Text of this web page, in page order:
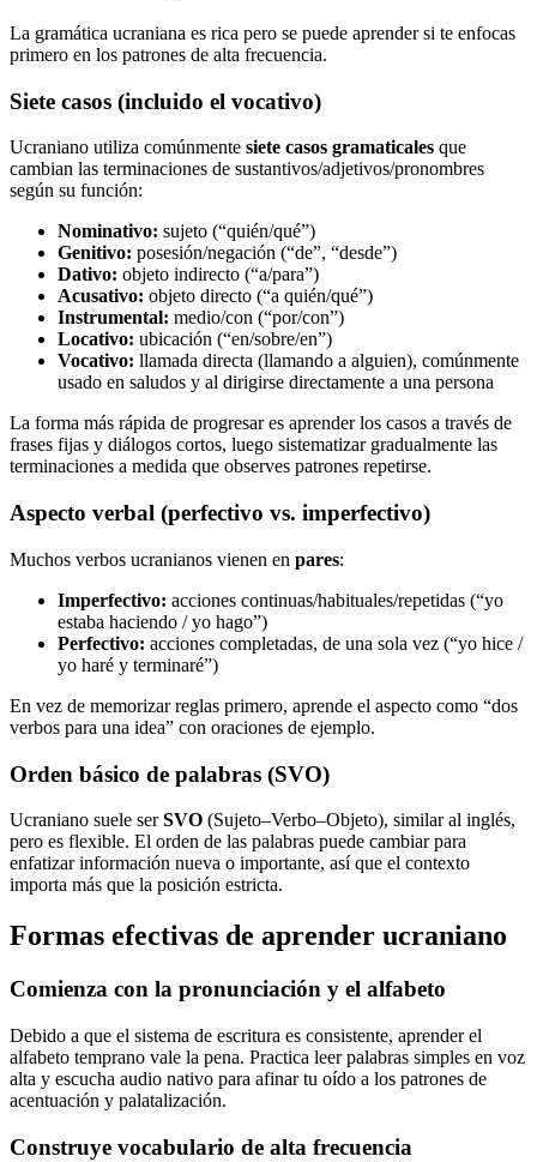
La gramática ucraniana es rica pero se puede aprender si te enfocas
primero en los patrones de alta frecuencia.
Siete casos (incluido el vocativo)
Ucraniano utiliza comúnmente siete casos gramaticales que
cambian las terminaciones de sustantivos/adjetivos/pronombres
según su función:
Nominativo: sujeto (“quién/qué”)
Genitivo: posesión/negación (“de”, “desde”)
Dativo: objeto indirecto (“a/para”)
Acusativo: objeto directo (“a quién/qué”)
Instrumental: medio/con (“por/con”)
Locativo: ubicación (“en/sobre/en”)
Vocativo: llamada directa (llamando a alguien), comúnmente
usado en saludos y al dirigirse directamente a una persona
La forma más rápida de progresar es aprender los casos a través de
frases fijas y diálogos cortos, luego sistematizar gradualmente las
terminaciones a medida que observes patrones repetirse.
Aspecto verbal (perfectivo vs. imperfectivo)
Muchos verbos ucranianos vienen en pares:
Imperfectivo: acciones continuas/habituales/repetidas (“yo
estaba haciendo / yo hago”)
Perfectivo: acciones completadas, de una sola vez (“yo hice /
yo haré y terminaré”)
En vez de memorizar reglas primero, aprende el aspecto como “dos
verbos para una idea” con oraciones de ejemplo.
Orden básico de palabras (SVO)
Ucraniano suele serSVO (Sujeto–Verbo–Objeto), similar al inglés,
pero es flexible. El orden de las palabras puede cambiar para
enfatizar información nueva o importante, así que el contexto
importa más que la posición estricta.
Formas efectivas de aprender ucraniano
Comienza con la pronunciación y el alfabeto
Debido a que el sistema de escritura es consistente, aprender el
alfabeto temprano vale la pena. Practica leer palabras simples en voz
alta y escucha audio nativo para afinar tu oído a los patrones de
acentuación y palatalización.
Construye vocabulario de alta frecuencia